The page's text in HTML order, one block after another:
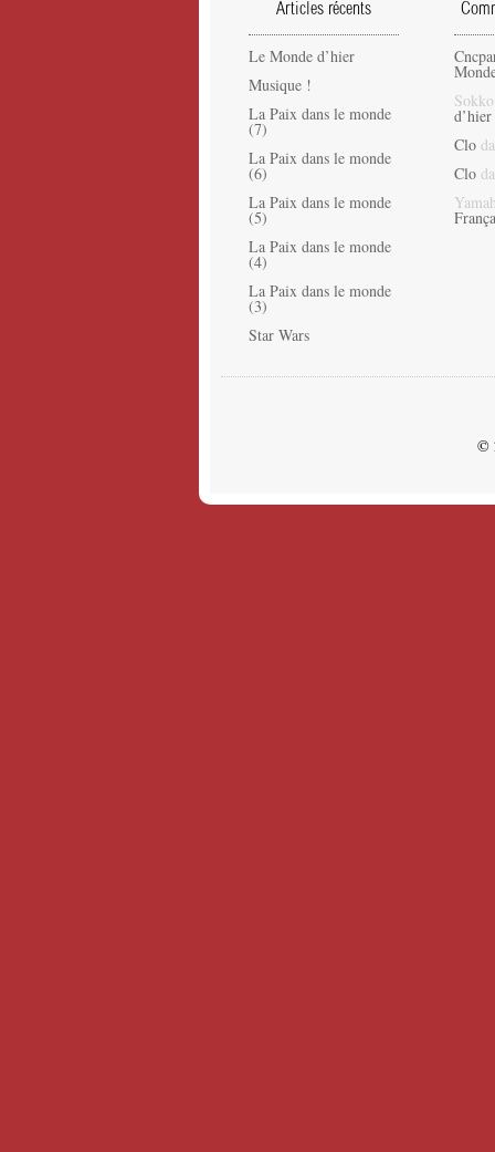
Articles récents
Le Monde d’hier
Musique !
La Paix dans le monde
(7)
La Paix dans le monde
(6)
La Paix dans le monde
(5)
La Paix dans le monde
(4)
La Paix dans le monde
(3)
Star Wars
Sokko
d’hier
Clo
Clo
©